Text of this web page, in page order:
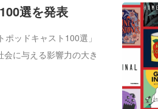
選を発表
ッドキャスト100選」
に与える影響力の大き